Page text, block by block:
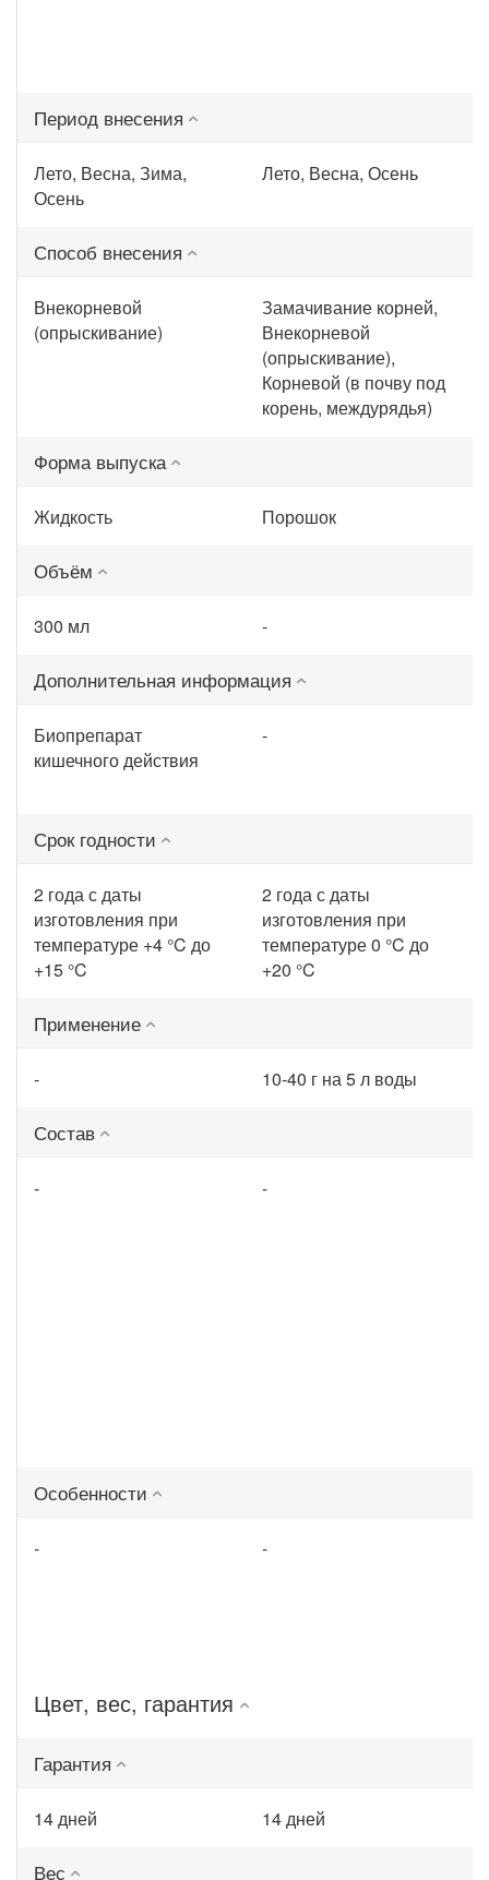
Период внесения
Лето, Весна, Зима,
Осень
Лето, Весна, Осень
Способ внесения
Внекорневой
(опрыскивание)
Замачивание корней,
Внекорневой
(опрыскивание),
Корневой (в почву под
корень, междурядья)
Форма выпуска
Жидкость Порошок
Объём
300 мл -
Дополнительная информация
Биопрепарат
кишечного действия
-
Срок годности
2 года с даты
изготовления при
температуре +4 °C до
+15 °C
2 года с даты
изготовления при
температуре 0 °C до
+20 °C
Применение
- 10-40 г на 5 л воды
Состав
- -
Особенности
- -
Цвет, вес, гарантия
Гарантия
14 дней 14 дней
Вес